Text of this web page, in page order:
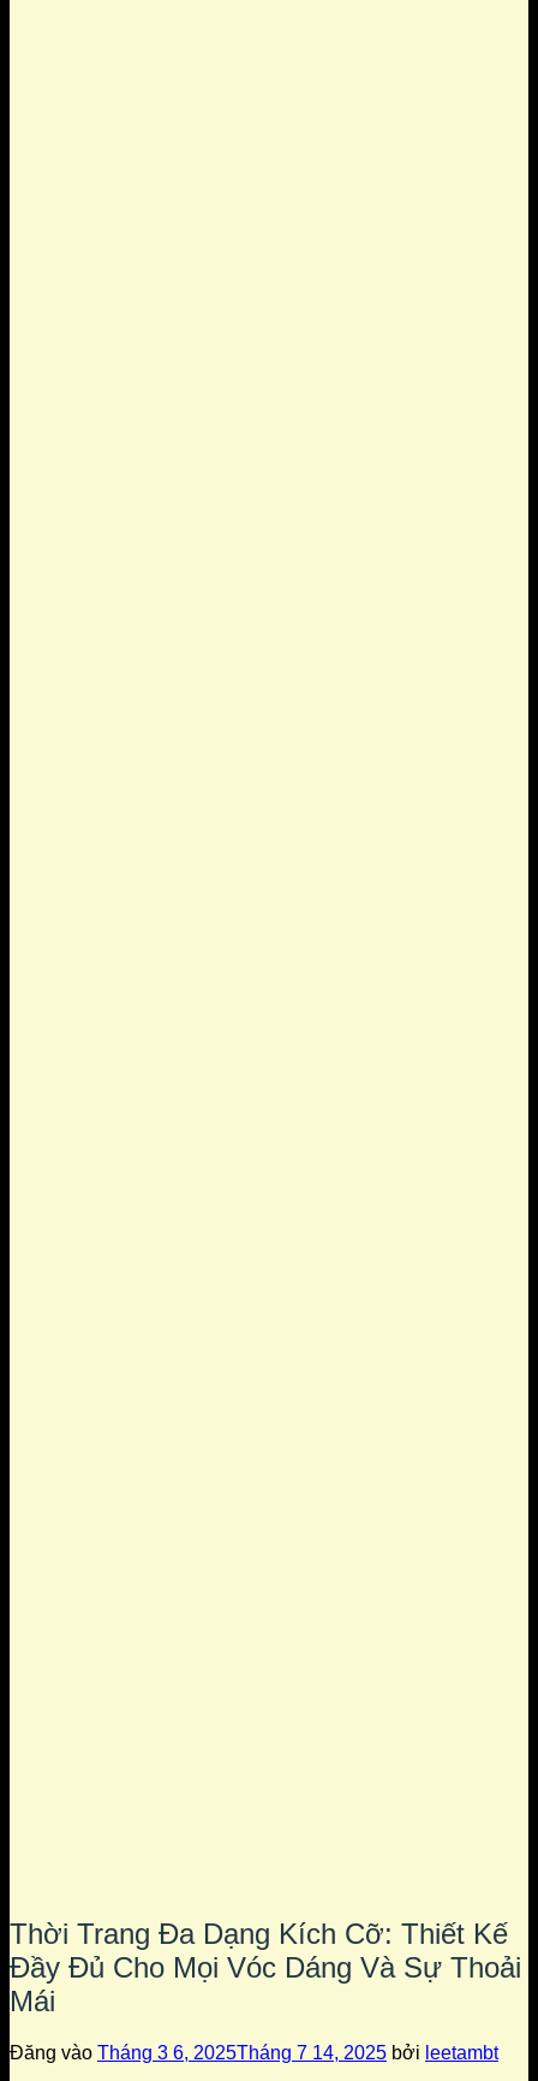
Thời Trang Đa Dạng Kích Cỡ: Thiết Kế
Đầy Đủ Cho Mọi Vóc Dáng Và Sự Thoải
Mái
Đăng vào Tháng 3 6, 2025Tháng 7 14, 2025 bởi leetambt